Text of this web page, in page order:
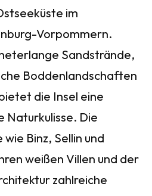
im
Vorpommern.
Sandstrände,
Boddenlandschaften
die Insel eine
Naturkulisse. Die
Binz, Sellin und
weißen Villen und der
zahlreiche